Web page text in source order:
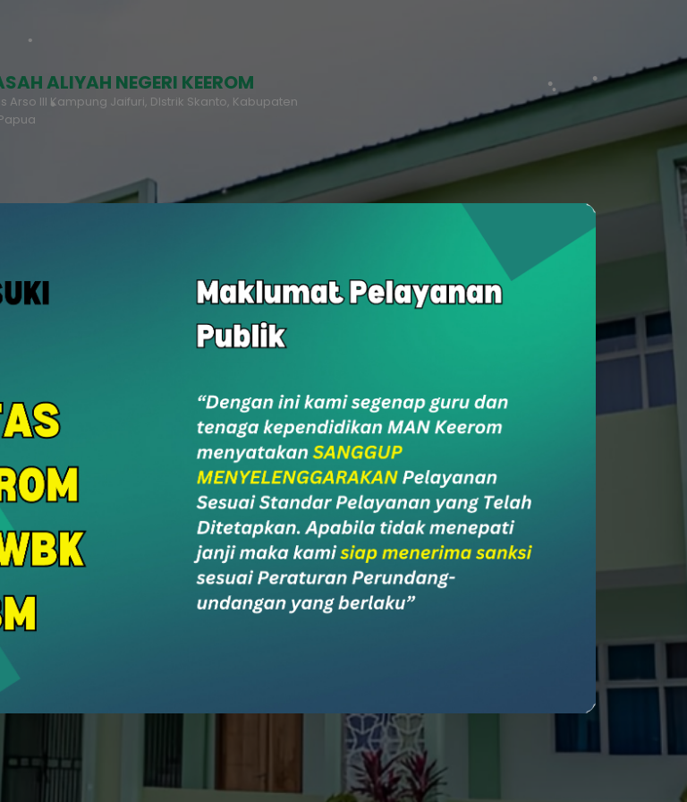
ALIYAH NEGERI KEEROM
Arso III Kampung Jaifuri, DIstrik Skanto, Kabupaten
Penerimaan Peserta Didik Baru
SukaSam
Survey Kepuasan Masyarakat
SurNi
PPID MAN Keerom
Social Media
Social Media Madrasah